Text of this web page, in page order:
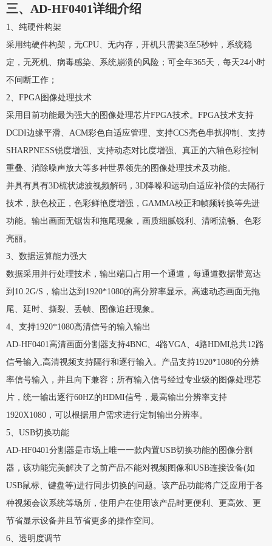
三、AD-HF0401详细介绍
1、纯硬件构架
采用纯硬件构架，无CPU、无内存，开机只需要3至5秒钟，系统稳
定，无死机、病毒感染、系统崩溃的风险；可全年365天，每天24小时
不间断工作；
2、FPGA图像处理技术
采用目前功能最为强大的图像处理芯片FPGA技术。FPGA技术支持
DCDI边缘平滑、ACM彩色自适应管理、支持CCS亮色串扰抑制、支持
SHARPNESS锐度增强、支持动态对比度增强、真正的六轴色彩控制
重叠、消除噪声放大等多种世界领先的图像处理技术及功能。
并具有具有3D梳状滤波视频解码，3D降噪和运动自适应补偿的去隔行
技术，肤色校正，色彩鲜艳度增强，GAMMA校正和帧频转换等先进
功能。输出画面无锯齿和拖尾现象，画质细腻锐利、清晰流畅、色彩
亮丽。
3、数据运算能力强大
数据采用并行处理技术，输出端口占用一个通道，每通道数据带宽达
到10.2G/S，输出达到1920*1080的高分辨率显示。高速动态画面无拖
尾、延时、撕裂、丢帧、图像追赶现象。
4、支持1920*1080高清信号的输入输出
AD-HF0401高清画面分割器支持4BNC、4路VGA、4路HDMI总共12路
信号输入,高清视频支持隔行和逐行输入。产品支持1920*1080的分辨
率信号输入，并且向下兼容；所有输入信号经过专业级的图像处理芯
片，统一输出逐行60HZ的HDMI信号，最高输出分辨率支持
1920X1080，可以根据用户需求进行定制输出分辨率。
5、USB切换功能
AD-HF0401分割器是市场上唯一一款内置USB切换功能的图像分割
器，该功能完美解决了之前产品不能对视频图像和USB连接设备(如
USB鼠标、键盘等)进行同步切换的问题。该产品功能将广泛应用于各
种视频会议系统等场所，使用户在使用该产品时更便利、更高效、更
节省显示设备并且节省更多的操作空间。
6、透明度调节